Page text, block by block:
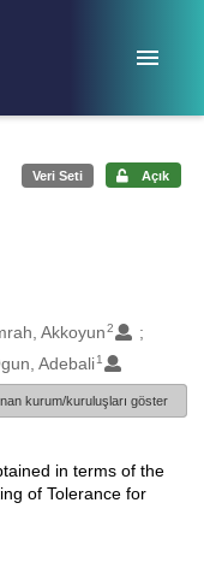
Veri Seti Açık
Akkoyun2
Adebali 1
kurum/kuruluşları göster
in terms of the
of Tolerance for